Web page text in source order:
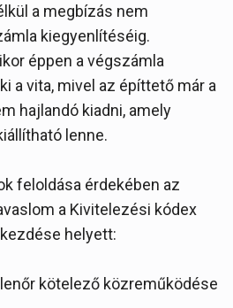
a megbízás nem
kiegyenlítéséig.
éppen a végszámla
a vita, mivel az építtető már a
hajlandó kiadni, amely
lenne.
feloldása érdekében az
a Kivitelezési kódex
helyett:
kötelező közreműködése